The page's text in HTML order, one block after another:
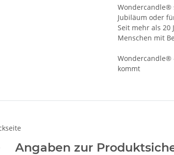
Wondercandle®
Jubiläum oder
Seit mehr als
Menschen mit
Wondercandle®
kommt
Angaben zur